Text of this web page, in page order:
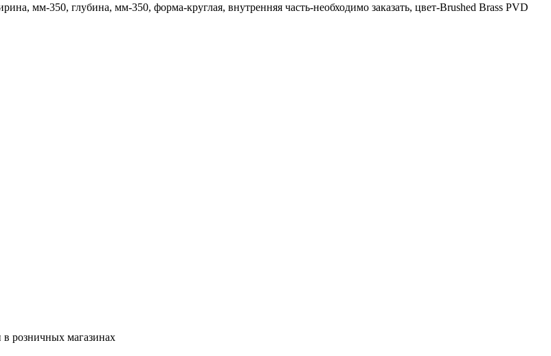
мм-350, глубина, мм-350, форма-круглая, внутренняя часть-необходимо заказать, цвет-Brushed Brass PVD
в розничных магазинах